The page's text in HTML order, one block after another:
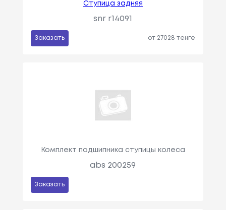
Ступица задняя
snr r14091
Заказать от 27028 тенге
Комплект подшипника ступицы колеса
abs 200259
Заказать